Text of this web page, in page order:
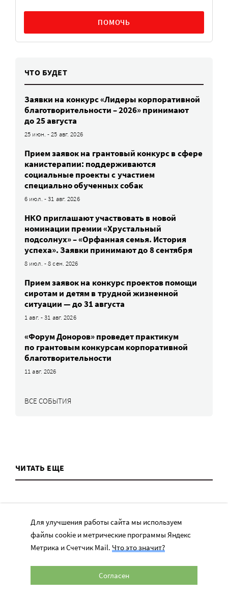
ПОМОЧЬ
ЧТО БУДЕТ
Заявки на конкурс «Лидеры корпоративной
благотворительности – 2026» принимают
до 25 августа
25 июн. - 25 авг. 2026
Прием заявок на грантовый конкурс в сфере
канистерапии: поддерживаются
социальные проекты с участием
специально обученных собак
6 июл. - 31 авг. 2026
НКО приглашают участвовать в новой
номинации премии «Хрустальный
подсолнух» – «Орфанная семья. История
успеха». Заявки принимают до 8 сентября
8 июл. - 8 сен. 2026
Прием заявок на конкурс проектов помощи
сиротам и детям в трудной жизненной
ситуации — до 31 августа
1 авг. - 31 авг. 2026
«Форум Доноров» проведет практикум
по грантовым конкурсам корпоративной
благотворительности
11 авг. 2026
ВСЕ СОБЫТИЯ
ЧИТАТЬ ЕЩЕ
ТЕМЫ
Законы
Для улучшения работы сайта мы используем
файлы cookie и метрические программы Яндекс
Метрика и Счетчик Mail. Что это значит?
Согласен